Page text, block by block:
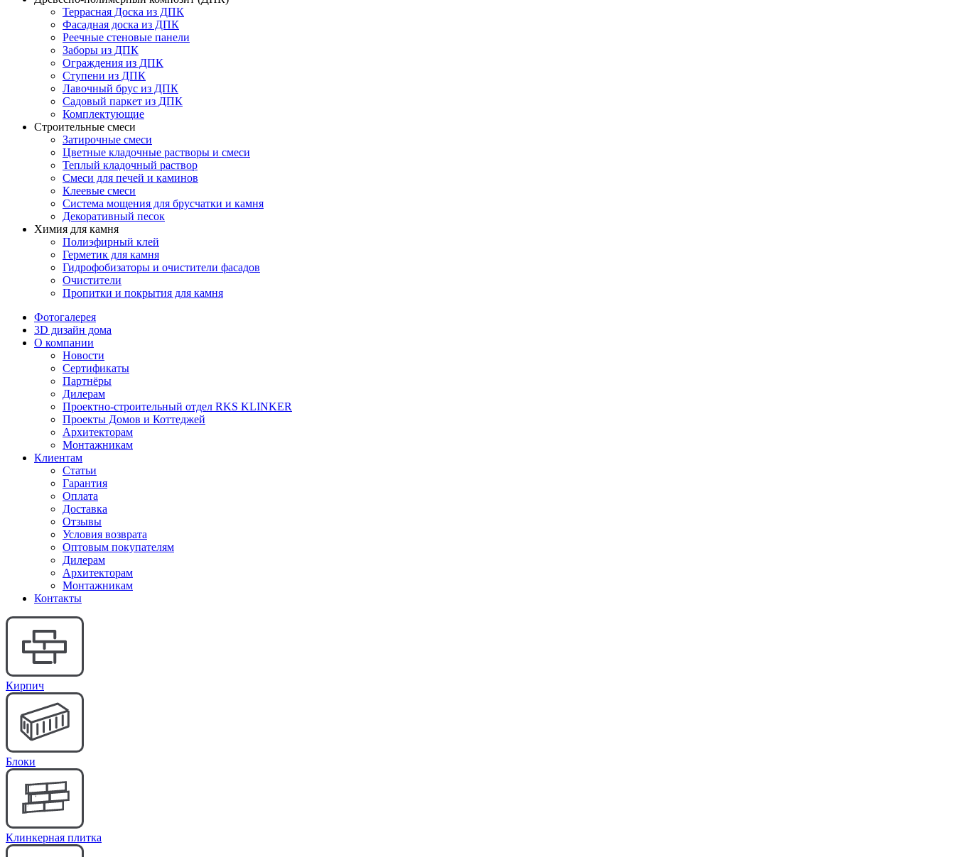
Террасная Доска из ДПК
Фасадная доска из ДПК
Реечные стеновые панели
Заборы из ДПК
Ограждения из ДПК
Ступени из ДПК
Лавочный брус из ДПК
Садовый паркет из ДПК
Комплектующие
Строительные смеси
Затирочные смеси
Цветные кладочные растворы и смеси
Теплый кладочный раствор
Смеси для печей и каминов
Клеевые смеси
Система мощения для брусчатки и камня
Декоративный песок
Химия для камня
Полиэфирный клей
Герметик для камня
Гидрофобизаторы и очистители фасадов
Очистители
Пропитки и покрытия для камня
Фотогалерея
3D дизайн дома
О компании
Новости
Сертификаты
Партнёры
Дилерам
Проектно-строительный отдел RKS KLINKER
Проекты Домов и Коттеджей
Архитекторам
Монтажникам
Клиентам
Статьи
Гарантия
Оплата
Доставка
Отзывы
Условия возврата
Оптовым покупателям
Дилерам
Архитекторам
Монтажникам
Контакты
Кирпич
Блоки
Клинкерная плитка